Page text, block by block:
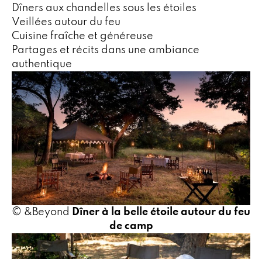
Dîners aux chandelles sous les étoiles
Veillées autour du feu
Cuisine fraîche et généreuse
Partages et récits dans une ambiance
authentique
© &Beyond
Dîner à la belle étoile autour du feu
de camp